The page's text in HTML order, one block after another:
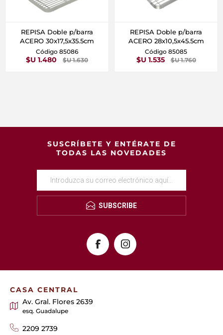
REPISA Doble p/barra
ACERO 30x17,5x35.5cm
Código 85086
$U 1.480 $U 1.630
REPISA Doble p/barra
ACERO 28x10,5x45.5cm
Código 85085
$U 1.535 $U 1.760
SUSCRÍBETE Y ENTÉRATE DE
TODAS LAS NOVEDADES
SUBSCRIBE
CASA CENTRAL
Av. Gral. Flores 2639
esq. Guadalupe
2209 2739